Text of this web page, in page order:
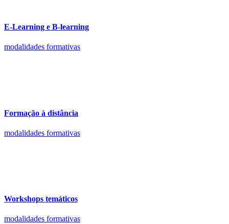
E-Learning e B-learning
modalidades formativas
Formação à distância
modalidades formativas
Workshops temáticos
modalidades formativas